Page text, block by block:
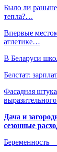
Было ли
тепла?…
Впервые
атлетике…
В Беларуси
Белстат:
Фасадная
Дача и
сезонные
Беременность